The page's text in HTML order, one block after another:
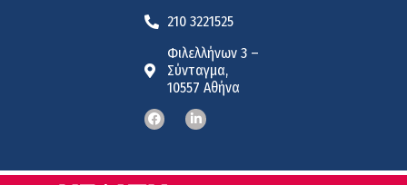
210 3221525
Φιλελλήνων 3 –
Σύνταγμα,
10557 Αθήνα